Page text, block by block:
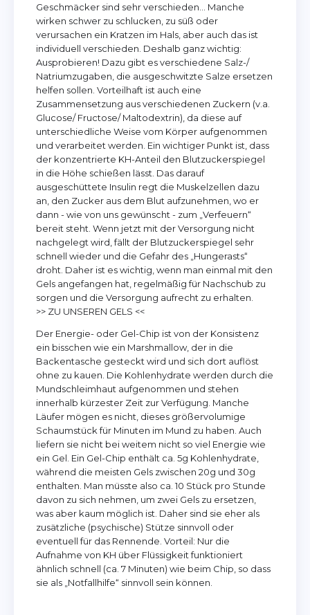
Geschmäcker sind sehr verschieden… Manche
wirken schwer zu schlucken, zu süß oder
verursachen ein Kratzen im Hals, aber auch das ist
individuell verschieden. Deshalb ganz wichtig:
Ausprobieren! Dazu gibt es verschiedene Salz-/
Natriumzugaben, die ausgeschwitzte Salze ersetzen
helfen sollen. Vorteilhaft ist auch eine
Zusammensetzung aus verschiedenen Zuckern (v.a.
Glucose/ Fructose/ Maltodextrin), da diese auf
unterschiedliche Weise vom Körper aufgenommen
und verarbeitet werden. Ein wichtiger Punkt ist, dass
der konzentrierte KH-Anteil den Blutzuckerspiegel
in die Höhe schießen lässt. Das darauf
ausgeschüttete Insulin regt die Muskelzellen dazu
an, den Zucker aus dem Blut aufzunehmen, wo er
dann - wie von uns gewünscht - zum „Verfeuern“
bereit steht. Wenn jetzt mit der Versorgung nicht
nachgelegt wird, fällt der Blutzuckerspiegel sehr
schnell wieder und die Gefahr des „Hungerasts“
droht. Daher ist es wichtig, wenn man einmal mit den
Gels angefangen hat, regelmäßig für Nachschub zu
sorgen und die Versorgung aufrecht zu erhalten.
>> ZU UNSEREN GELS <<
Der Energie- oder Gel-Chip ist von der Konsistenz
ein bisschen wie ein Marshmallow, der in die
Backentasche gesteckt wird und sich dort auflöst
ohne zu kauen. Die Kohlenhydrate werden durch die
Mundschleimhaut aufgenommen und stehen
innerhalb kürzester Zeit zur Verfügung. Manche
Läufer mögen es nicht, dieses größervolumige
Schaumstück für Minuten im Mund zu haben. Auch
liefern sie nicht bei weitem nicht so viel Energie wie
ein Gel. Ein Gel-Chip enthält ca. 5g Kohlenhydrate,
während die meisten Gels zwischen 20g und 30g
enthalten. Man müsste also ca. 10 Stück pro Stunde
davon zu sich nehmen, um zwei Gels zu ersetzen,
was aber kaum möglich ist. Daher sind sie eher als
zusätzliche (psychische) Stütze sinnvoll oder
eventuell für das Rennende. Vorteil: Nur die
Aufnahme von KH über Flüssigkeit funktioniert
ähnlich schnell (ca. 7 Minuten) wie beim Chip, so dass
sie als „Notfallhilfe“ sinnvoll sein können.